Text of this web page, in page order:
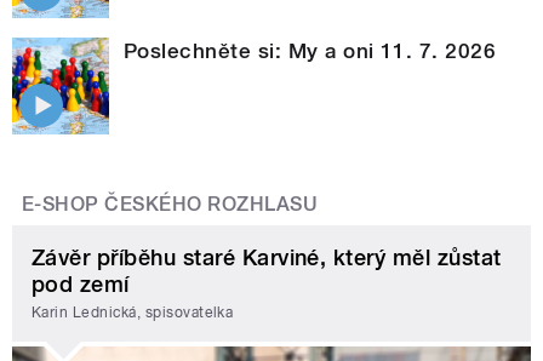
Poslechněte si: My a oni 11. 7. 2026
E-SHOP ČESKÉHO ROZHLASU
Závěr příběhu staré Karviné, který měl zůstat
pod zemí
Karin Lednická, spisovatelka